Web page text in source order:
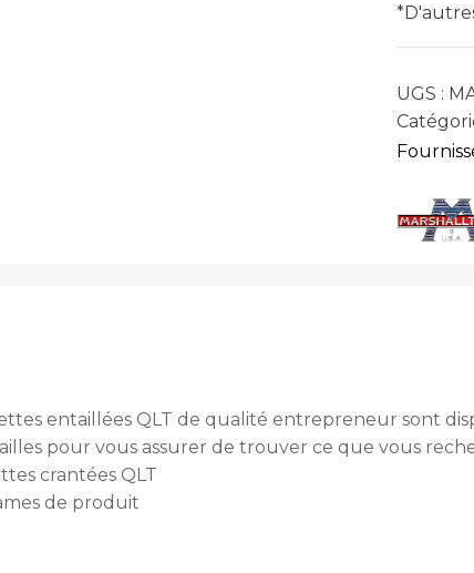
UGS :
entaillées QLT de qualité entrepreneur sont
pour vous assurer de trouver ce que vous
crantées QLT
de produit